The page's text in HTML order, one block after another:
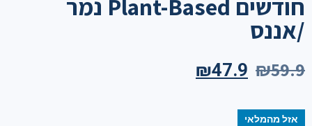
חודשים Plant-Based נמר
/אננס
₪59.9
₪47.9
אזל מהמלאי